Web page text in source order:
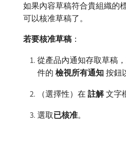
如果內容草稿符合貴組織的
可以核准草稿了。
若要核准草稿 ：
從產品內通知存取草稿
件的​ 檢視所有通知 按鈕
（選擇性）在​ 註解文字
選取​已核准。